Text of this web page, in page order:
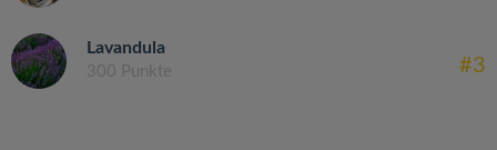
Lavandula
300 Punkte #3